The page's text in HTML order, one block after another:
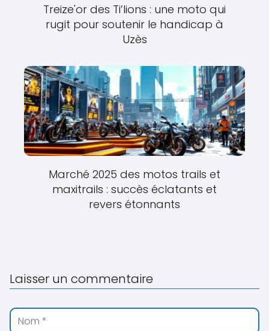
Treize'or des Ti’lions : une moto qui
rugit pour soutenir le handicap à
Uzès
Marché 2025 des motos trails et
maxitrails : succès éclatants et
revers étonnants
Laisser un commentaire